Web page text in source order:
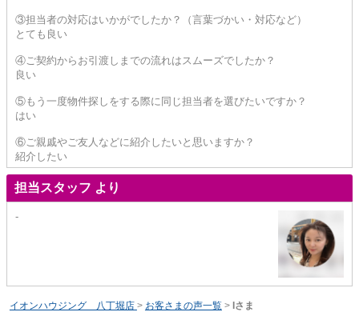
③担当者の対応はいかがでしたか？（言葉づかい・対応など）
とても良い
④ご契約からお引渡しまでの流れはスムーズでしたか？
良い
⑤もう一度物件探しをする際に同じ担当者を選びたいですか？
はい
⑥ご親戚やご友人などに紹介したいと思いますか？
紹介したい
担当スタッフ より
-
イオンハウジング 八丁堀店 > お客さまの声一覧 > Iさま